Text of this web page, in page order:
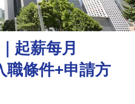
起薪每月
職條件+申請方